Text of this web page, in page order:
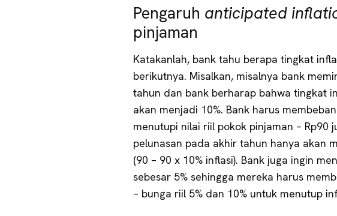
Pengaruh anticipated
pinjaman
Katakanlah, bank tahu berapa tingkat
berikutnya. Misalkan, misalnya bank
tahun dan bank berharap bahwa tingkat
akan menjadi 10%. Bank harus
menutupi nilai riil pokok pinjaman – Rp90
pelunasan pada akhir tahun hanya akan
(90 – 90 x 10% inflasi). Bank juga ingin
sebesar 5% sehingga mereka harus
– bunga riil 5% dan 10% untuk menutup